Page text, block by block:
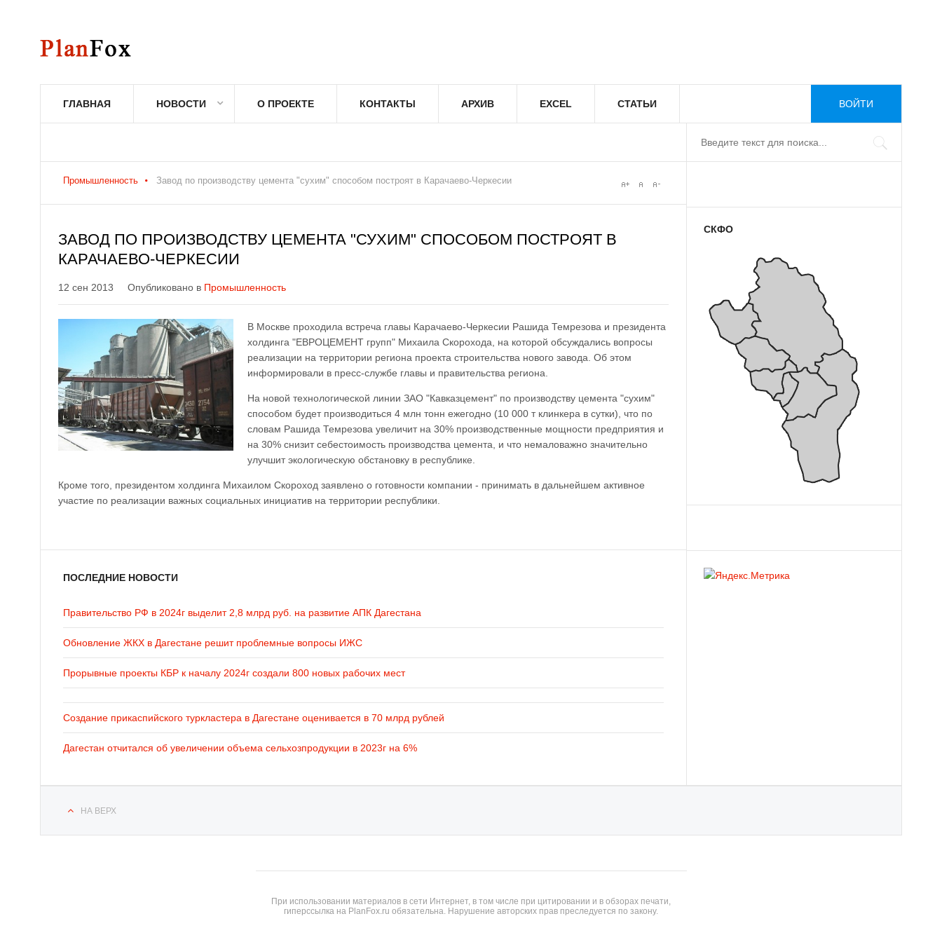
ГЛАВНАЯ НОВОСТИ О ПРОЕКТЕ КОНТАКТЫ АРХИВ EXCEL СТАТЬИ ВОЙТИ
Промышленность Завод по производству цемента "сухим" способом построят в Карачаево-Черкесии
ЗАВОД ПО ПРОИЗВОДСТВУ ЦЕМЕНТА "СУХИМ" СПОСОБОМ ПОСТРОЯТ В
КАРАЧАЕВО-ЧЕРКЕСИИ
12 сен 2013 Опубликовано в Промышленность
В Москве проходила встреча главы Карачаево-Черкесии Рашида Темрезова и президента
холдинга "ЕВРОЦЕМЕНТ групп" Михаила Скорохода, на которой обсуждались вопросы
реализации на территории региона проекта строительства нового завода. Об этом
информировали в пресс-службе главы и правительства региона.
На новой технологической линии ЗАО "Кавказцемент" по производству цемента "сухим"
способом будет производиться 4 млн тонн ежегодно (10 000 т клинкера в сутки), что по
словам Рашида Темрезова увеличит на 30% производственные мощности предприятия и
на 30% снизит себестоимость производства цемента, и что немаловажно значительно
улучшит экологическую обстановку в республике.
Кроме того, президентом холдинга Михаилом Скороход заявлено о готовности компании - принимать в дальнейшем активное
участие по реализации важных социальных инициатив на территории республики.
ПОСЛЕДНИЕ НОВОСТИ
Правительство РФ в 2024г выделит 2,8 млрд руб. на развитие АПК Дагестана
Обновление ЖКХ в Дагестане решит проблемные вопросы ИЖС
Прорывные проекты КБР к началу 2024г создали 800 новых рабочих мест
Создание прикаспийского туркластера в Дагестане оценивается в 70 млрд рублей
Дагестан отчитался об увеличении объема сельхозпродукции в 2023г на 6%
СКФО
НА ВЕРХ
При использовании материалов в сети Интернет, в том числе при цитировании и в обзорах печати,
гиперссылка на PlanFox.ru обязательна. Нарушение авторских прав преследуется по закону.